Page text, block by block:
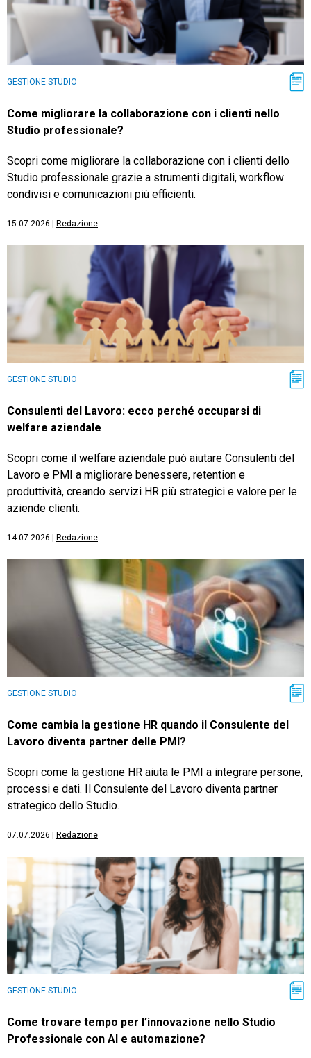
GESTIONE STUDIO
Come migliorare la collaborazione con i clienti nello
Studio professionale?
Scopri come migliorare la collaborazione con i clienti dello
Studio professionale grazie a strumenti digitali, workflow
condivisi e comunicazioni più efficienti.
15.07.2026 Redazione
GESTIONE STUDIO
Consulenti del Lavoro: ecco perché occuparsi di
welfare aziendale
Scopri come il welfare aziendale può aiutare Consulenti del
Lavoro e PMI a migliorare benessere, retention e
produttività, creando servizi HR più strategici e valore per le
aziende clienti.
14.07.2026 Redazione
GESTIONE STUDIO
Come cambia la gestione HR quando il Consulente del
Lavoro diventa partner delle PMI?
Scopri come la gestione HR aiuta le PMI a integrare persone,
processi e dati. Il Consulente del Lavoro diventa partner
strategico dello Studio.
07.07.2026 Redazione
GESTIONE STUDIO
Come trovare tempo per l’innovazione nello Studio
Professionale con AI e automazione?